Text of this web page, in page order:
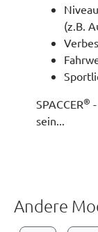
(z.B.
SPACCER®
sein...
Andere